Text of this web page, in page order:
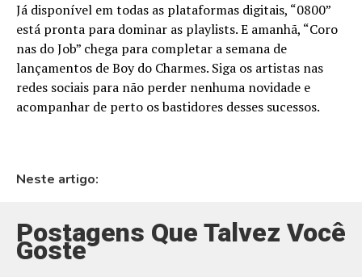
Já disponível em todas as plataformas digitais, “0800”
está pronta para dominar as playlists. E amanhã, “Coro
nas do Job” chega para completar a semana de
lançamentos de Boy do Charmes. Siga os artistas nas
redes sociais para não perder nenhuma novidade e
acompanhar de perto os bastidores desses sucessos.
Neste artigo:
Postagens Que Talvez Você
Goste